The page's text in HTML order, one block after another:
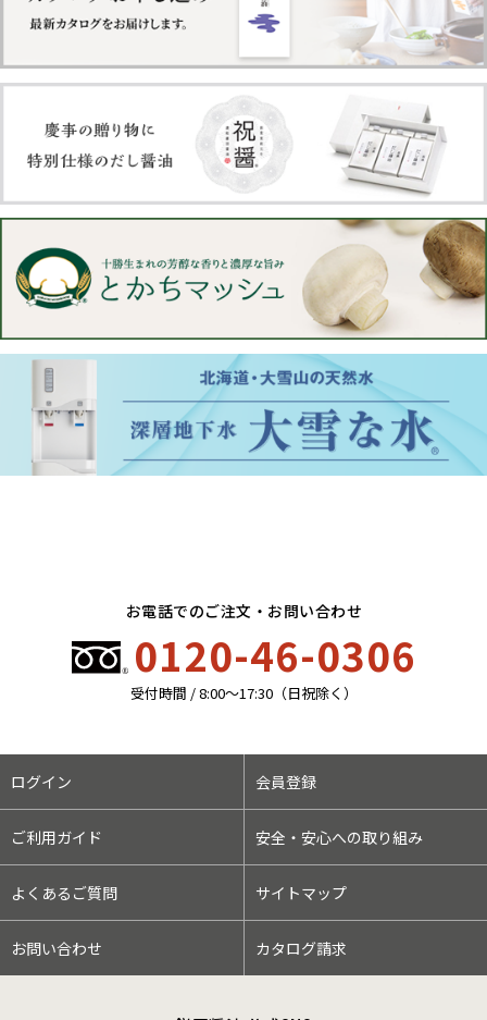
お電話でのご注文・お問い合わせ
0120-46-0306
受付時間 / 8:00〜17:30（日祝除く）
ログイン 会員登録
ご利用ガイド 安全・安心への取り組み
よくあるご質問 サイトマップ
お問い合わせ カタログ請求